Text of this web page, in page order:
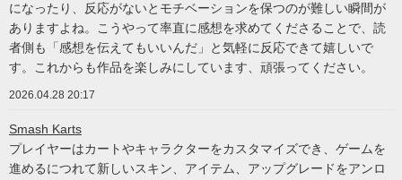
になったり、反応がないとモチベーションを保つのが難しい瞬間が
ありますよね。こうやって率直に感想を求めてくださることで、読
者側も「感想を伝えてもいいんだ」と気軽に反応できて嬉しいで
す。これからも作品を楽しみにしています、頑張ってください。
2026.04.28 20:17
Smash Karts
プレイヤーはカートやキャラクターをカスタマイズでき、ゲームを
進めるにつれて新しいスキン、アイテム、アップグレードをアンロ